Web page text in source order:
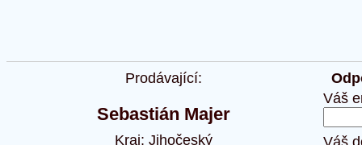
Prodávající:
Sebastián Majer
Kraj: Jihočeský
Váš
Váš